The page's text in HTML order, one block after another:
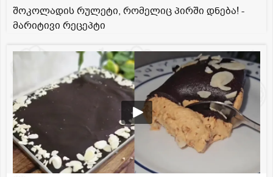
შოკოლადის რულეტი, რომელიც პირში დნება! -
მარიტივი რეცეპტი